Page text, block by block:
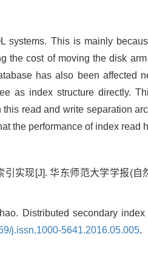
systems. This is mainly
the cost of moving the disk
has also been affected
as index structure directly.
read and write separation
the performance of index read
引实现[J]. 华东师范大学学报(自
Distributed secondary
j.issn.1000-5641.2016.05.005.